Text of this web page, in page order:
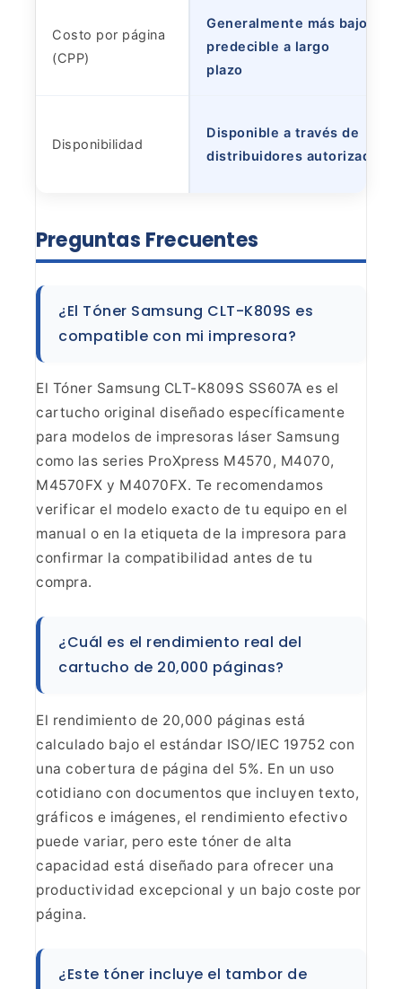
Costo por página
(CPP)
Generalmente más bajo y
predecible a largo
plazo
Disponibilidad
Disponible a través de
distribuidores autorizados
Preguntas Frecuentes
¿El Tóner Samsung CLT-K809S es
compatible con mi impresora?
El Tóner Samsung CLT-K809S SS607A es el
cartucho original diseñado específicamente
para modelos de impresoras láser Samsung
como las series ProXpress M4570, M4070,
M4570FX y M4070FX. Te recomendamos
verificar el modelo exacto de tu equipo en el
manual o en la etiqueta de la impresora para
confirmar la compatibilidad antes de tu
compra.
¿Cuál es el rendimiento real del
cartucho de 20,000 páginas?
El rendimiento de 20,000 páginas está
calculado bajo el estándar ISO/IEC 19752 con
una cobertura de página del 5%. En un uso
cotidiano con documentos que incluyen texto,
gráficos e imágenes, el rendimiento efectivo
puede variar, pero este tóner de alta
capacidad está diseñado para ofrecer una
productividad excepcional y un bajo coste por
página.
¿Este tóner incluye el tambor de